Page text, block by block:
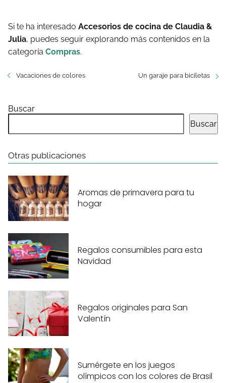
Si te ha interesado Accesorios de cocina de Claudia &
Julia, puedes seguir explorando más contenidos en la
categoría Compras.
Vacaciones de colores Un garaje para biciletas
Buscar
Buscar
Otras publicaciones
Aromas de primavera para tu
hogar
Regalos consumibles para esta
Navidad
Regalos originales para San
Valentín
Sumérgete en los juegos
olímpicos con los colores de Brasil